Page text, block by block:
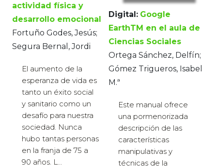
actividad física y
desarrollo emocional
Fortuño Godes, Jesús;
Segura Bernal, Jordi
El aumento de la
esperanza de vida es
tanto un éxito social
y sanitario como un
desafío para nuestra
sociedad. Nunca
hubo tantas personas
en la franja de 75 a
90 años. L...
Digital: Google
EarthTM en el aula de
Ciencias Sociales
Ortega Sánchez, Delfín;
Gómez Trigueros, Isabel
M.ª
Este manual ofrece
una pormenorizada
descripción de las
características
manipulativas y
técnicas de la